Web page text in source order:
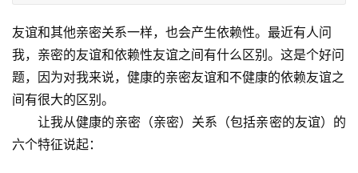
友谊和其他亲密关系一样，也会产生依赖性。最近有人问
我，亲密的友谊和依赖性友谊之间有什么区别。这是个好问
题，因为对我来说，健康的亲密友谊和不健康的依赖友谊之
间有很大的区别。
让我从健康的亲密（亲密）关系（包括亲密的友谊）的
六个特征说起：